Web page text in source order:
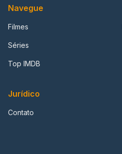
Navegue
Filmes
Séries
Top IMDB
Jurídico
Contato